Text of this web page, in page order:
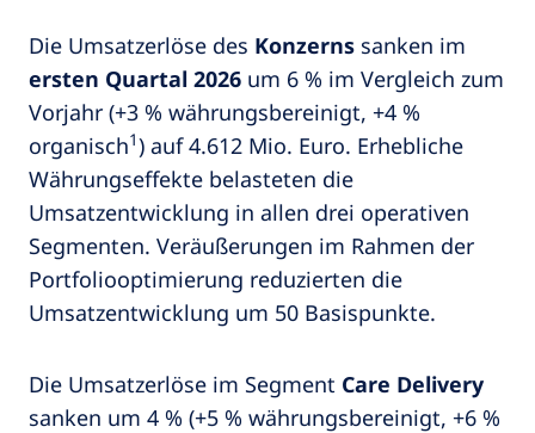
Die Umsatzerlöse des Konzerns sanken im
ersten Quartal 2026 um 6 % im Vergleich zum
Vorjahr (+3 % währungsbereinigt, +4 %
organisch1) auf 4.612 Mio. Euro. Erhebliche
Währungseffekte belasteten die
Umsatzentwicklung in allen drei operativen
Segmenten. Veräußerungen im Rahmen der
Portfoliooptimierung reduzierten die
Umsatzentwicklung um 50 Basispunkte.
Die Umsatzerlöse im Segment Care Delivery
sanken um 4 % (+5 % währungsbereinigt, +6 %